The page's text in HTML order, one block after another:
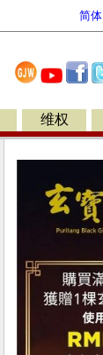
简体
维权